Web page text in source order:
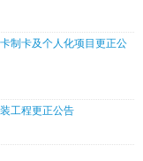
制卡及个人化项目更正公
工程更正公告